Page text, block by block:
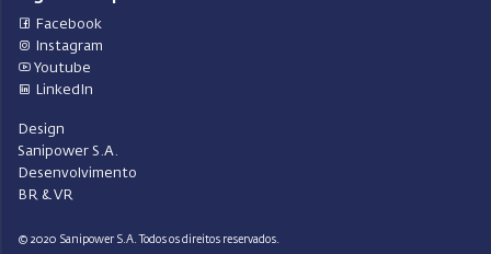
Facebook
Instagram
Youtube
LinkedIn
Design
Sanipower S.A.
Desenvolvimento
BR & VR
© 2020 Sanipower S.A. Todos os direitos reservados.